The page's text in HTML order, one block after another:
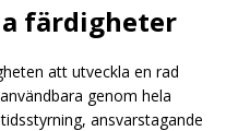
färdigheter
att utveckla en rad
genom hela
ansvarstagande